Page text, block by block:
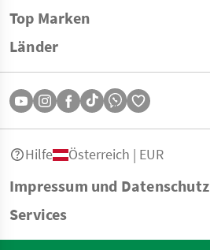
Top Marken
Länder
Impressum und Datenschutz
Services
Hilfe Österreich | EUR